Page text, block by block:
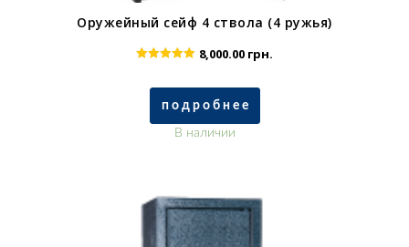
Оружейный сейф 4 ствола (4 ружья)
out of 5
8,000.00 грн.
п о д р о б н е е
В наличии